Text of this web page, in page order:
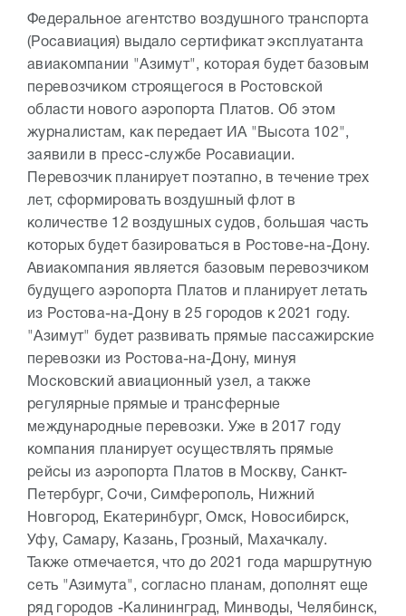
Федеральное агентство воздушного транспорта
(Росавиация) выдало сертификат эксплуатанта
авиакомпании "Азимут", которая будет базовым
перевозчиком строящегося в Ростовской
области нового аэропорта Платов. Об этом
журналистам, как передает ИА "Высота 102",
заявили в пресс-службе Росавиации.
Перевозчик планирует поэтапно, в течение трех
лет, сформировать воздушный флот в
количестве 12 воздушных судов, большая часть
которых будет базироваться в Ростове-на-Дону.
Авиакомпания является базовым перевозчиком
будущего аэропорта Платов и планирует летать
из Ростова-на-Дону в 25 городов к 2021 году.
"Азимут" будет развивать прямые пассажирские
перевозки из Ростова-на-Дону, минуя
Московский авиационный узел, а также
регулярные прямые и трансферные
международные перевозки. Уже в 2017 году
компания планирует осуществлять прямые
рейсы из аэропорта Платов в Москву, Санкт-
Петербург, Сочи, Симферополь, Нижний
Новгород, Екатеринбург, Омск, Новосибирск,
Уфу, Самару, Казань, Грозный, Махачкалу.
Также отмечается, что до 2021 года маршрутную
сеть "Азимута", согласно планам, дополнят еще
ряд городов -Калининград, Минводы, Челябинск,